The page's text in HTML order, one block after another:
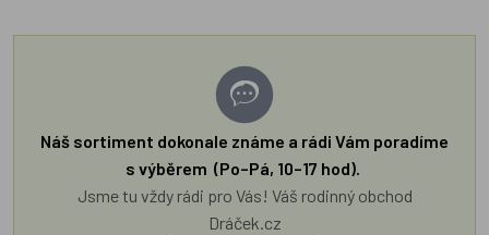
Náš sortiment dokonale známe a rádi Vám poradíme
s výběrem (Po–Pá, 10–17 hod).
Jsme tu vždy rádi pro Vás! Váš rodinný obchod
Dráček.cz